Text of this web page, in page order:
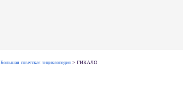
Большая советская энциклопедия > ГИКАЛО